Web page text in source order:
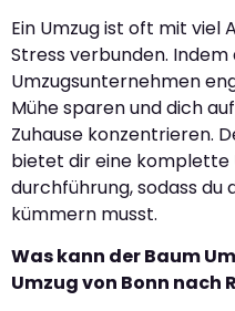
Ein Umzug ist oft mit viel
Stress verbunden.
Umzugsunternehmen
Mühe sparen und dich
Zuhause konzentrieren.
bietet dir eine komplette
durchführung, sodass du
kümmern musst.
Was kann der Baum
Umzug von Bonn nach